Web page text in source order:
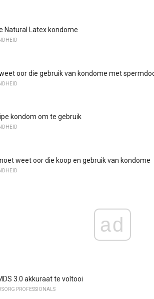
Natural Latex kondome
oor die gebruik van kondome met
kondom om te gebruik
weet oor die koop en gebruik van kondome
ad
3.0 akkuraat te voltooi
PROFESSIONALS